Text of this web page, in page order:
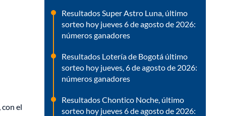
, con el
Resultados Super Astro Luna, último
sorteo hoy jueves 6 de agosto de 2026:
números ganadores
Resultados Lotería de Bogotá último
sorteo hoy jueves, 6 de agosto de 2026:
números ganadores
Resultados Chontico Noche, último
sorteo hoy jueves 6 de agosto de 2026: